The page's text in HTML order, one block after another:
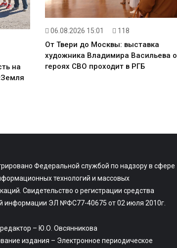
на
06.08.2026 15:01 118
От Твери до Москвы: выставка
художника Владимира Васильева о
героях СВО проходит в РГБ
Федеральной службой по надзору в сфере
технологий и массовых
Свидетельство о регистрации средства
информации ЭЛ №ФС77-40675 от 02 июля 2010г.
– Ю.О. Овсянникова
издания – Электронное периодическое